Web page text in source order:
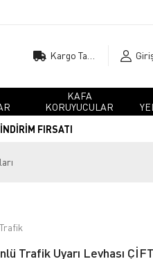
KAFA
KORUYUCULAR
FIRSATI
Trafik Uyarı Levhası